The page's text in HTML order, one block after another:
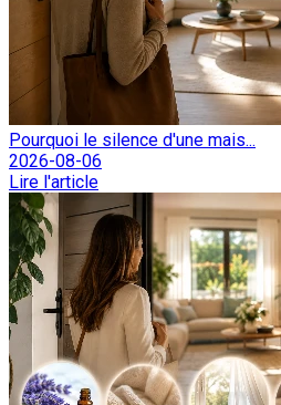
Pourquoi le silence d'une mais...
2026-08-06
Lire l'article